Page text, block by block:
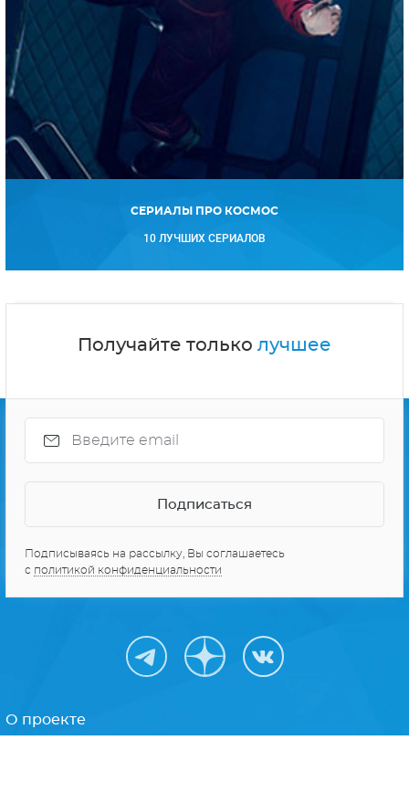
СЕРИАЛЫ ПРО КОСМОС
10 ЛУЧШИХ СЕРИАЛОВ
Получайте только лучшее
Подписываясь на рассылку, Вы соглашаетесь
с политикой конфиденциальности
О проекте